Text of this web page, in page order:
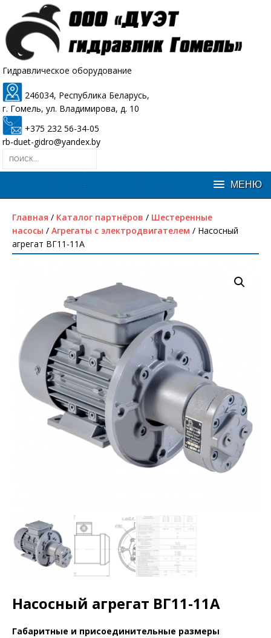
Гидравлическое оборудование
246034, Республика Беларусь,
г. Гомель, ул. Владимирова, д. 10
+375 232 56-34-05
rb-duet-gidro@yandex.by
Главная / Каталог партнёров / Шестеренные
насосы / Агрегаты с электродвигателем / Насосный
агрегат ВГ11-11А
Насосный агрегат ВГ11-11А
Габаритные и присоединительные pазмеpы